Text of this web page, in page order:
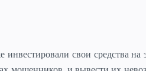
свои средства на